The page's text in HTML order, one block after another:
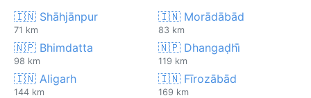
🇮🇳 Shāhjānpur
71 km
🇮🇳 Morādābād
83 km
🇳🇵 Bhimdatta
98 km
🇳🇵 Dhangaḍhi̇̄
119 km
🇮🇳 Aligarh
144 km
🇮🇳 Fīrozābād
169 km